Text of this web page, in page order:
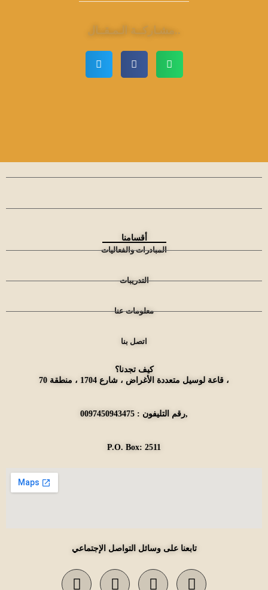
مشـاركــة الـمـقــال..
أقسامنا
المبادرات والفعاليات
التدريبات
معلومات عنا
اتصل بنا
كيف تجدنا؟
قاعة لوسيل متعددة الأغراض ، شارع 1704 ، منطقة 70 ،
رقم التليفون : 0097450943475,
P.O. Box: 2511
تابعنا على وسائل التواصل الإجتماعي